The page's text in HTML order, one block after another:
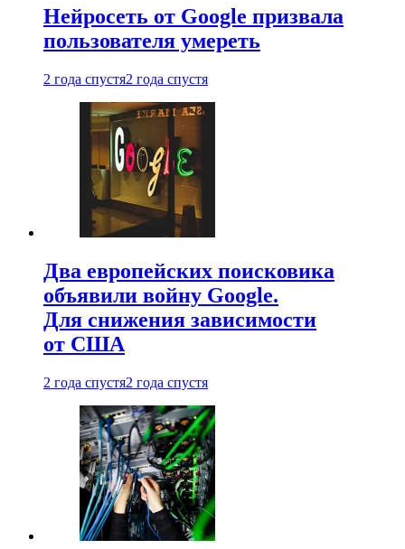
Нейросеть от Google призвала
пользователя умереть
2 года спустя2 года спустя
Два европейских поисковика
объявили войну Google.
Для снижения зависимости
от США
2 года спустя2 года спустя